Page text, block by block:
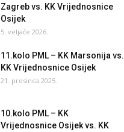
Zagreb vs. KK Vrijednosnice
Osijek
5. veljače 2026.
11.kolo PML – KK Marsonija vs.
KK Vrijednosnice Osijek
21. prosinca 2025.
10.kolo PML – KK
Vrijednosnice Osijek vs. KK